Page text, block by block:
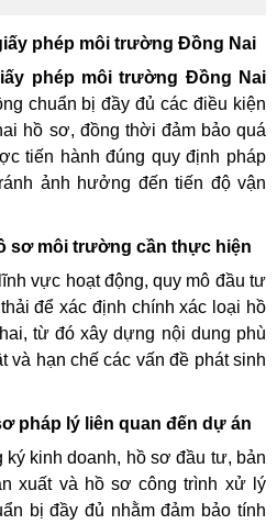
phép môi trường Đồng Nai
phép môi trường Đồng Nai
chuẩn bị đầy đủ các điều kiện
hồ sơ, đồng thời đảm bảo quá
tiến hành đúng quy định pháp
ảnh hưởng đến tiến độ vận
sơ môi trường cần thực hiện
vực hoạt động, quy mô đầu tư
để xác định chính xác loại hồ
từ đó xây dựng nội dung phù
và hạn chế các vấn đề phát sinh
pháp lý liên quan đến dự án
kinh doanh, hồ sơ đầu tư, bản
xuất và hồ sơ công trình xử lý
bị đầy đủ nhằm đảm bảo tính